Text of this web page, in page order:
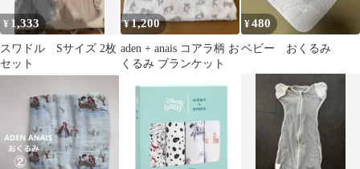
¥ 1,333
スワドル Sサイズ 2枚
セット
¥1,200
aden + anais コアラ柄 お
くるみ ブランケット
¥480
ベビー おくるみ